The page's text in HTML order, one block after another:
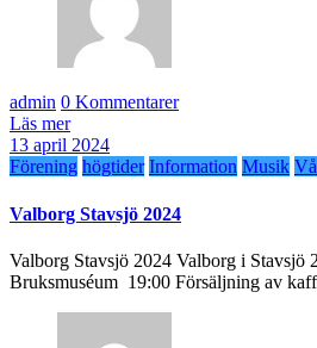
admin 0 Kommentarer
Läs mer
13 april 2024
Förening högtider Information Musik
Valborg Stavsjö 2024
Valborg Stavsjö 2024 Valborg i Stavsjö
Bruksmuséum 19:00 Försäljning av